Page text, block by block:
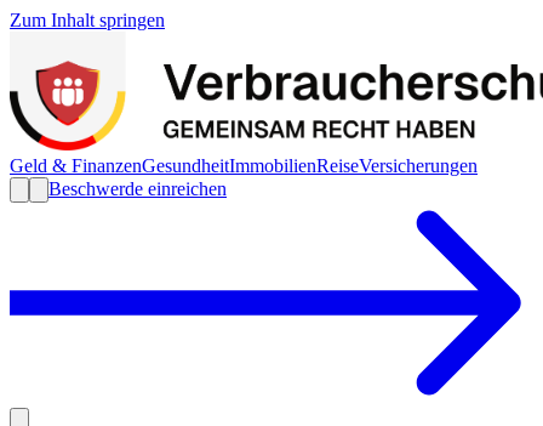
Zum Inhalt springen
Geld & FinanzenGesundheitImmobilienReiseVersicherungen
Beschwerde einreichen